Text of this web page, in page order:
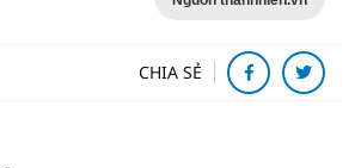
CHIA SẺ